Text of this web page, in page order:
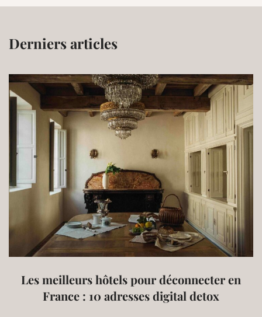
Derniers articles
Les meilleurs hôtels pour déconnecter en
France : 10 adresses digital detox